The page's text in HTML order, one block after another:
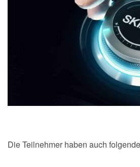
Die Teilnehmer haben auch